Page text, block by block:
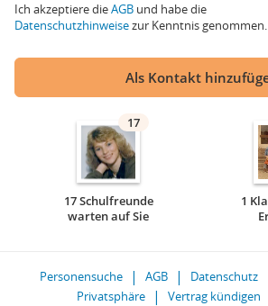
Ich akzeptiere dieAGB und habe die
Datenschutzhinweisezur Kenntnis genommen.
Als Kontakt
17
17 Schulfreunde
warten auf Sie
1
Personensuche AGB Datenschutz
Privatsphäre
Vertrag kündigen